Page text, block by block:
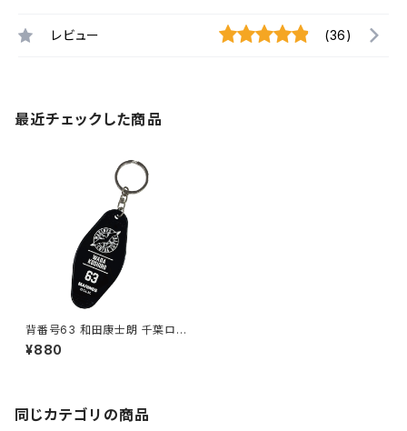
レビュー (36)
最近チェックした商品
背番号63 和田康士朗 千葉ロッ
テマリーンズ 選手モーテルキー
ホルダー
¥880
同じカテゴリの商品